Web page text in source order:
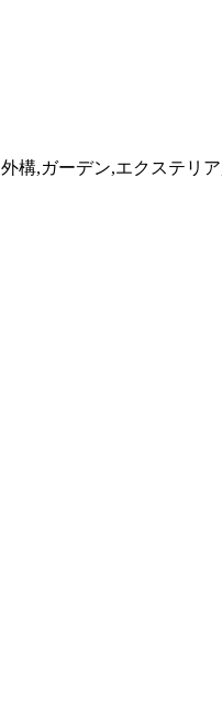
外構,ガーデン,エクステリ